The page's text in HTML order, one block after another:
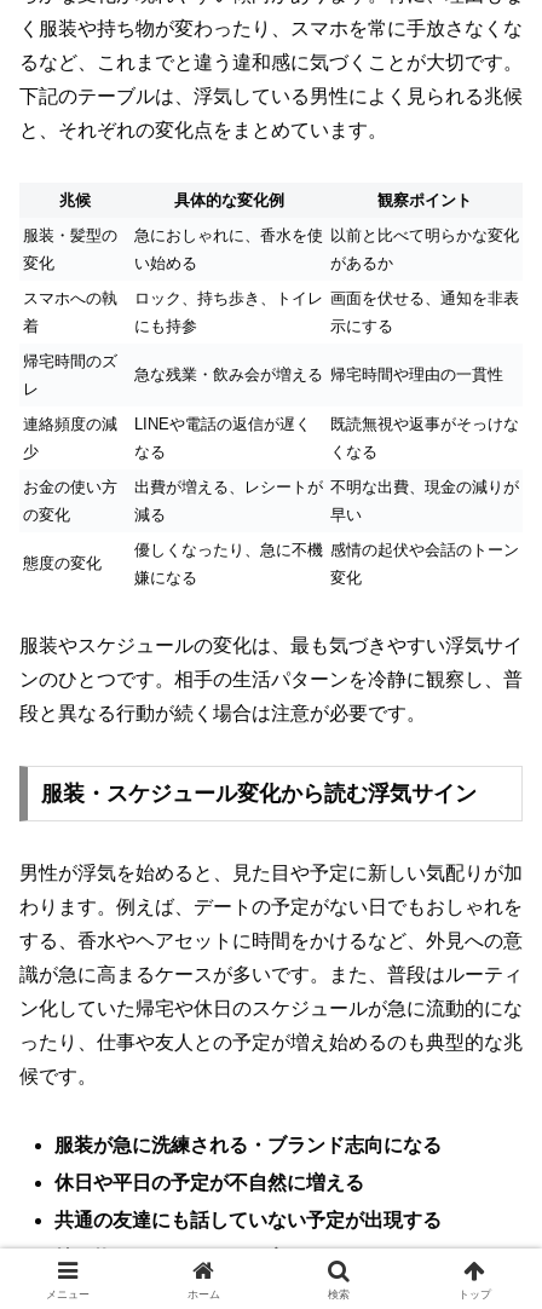
く服装や持ち物が変わったり、スマホを常に手放さなくな
るなど、これまでと違う違和感に気づくことが大切です。
下記のテーブルは、浮気している男性によく見られる兆候
と、それぞれの変化点をまとめています。
兆候 具体的な変化例
観察ポイント
服装・髪型の
変化
急におしゃれに、香水を使
い始める
以前と比べて明らかな変化
があるか
スマホへの執
着
ロック、持ち歩き、トイレ
にも持参
画面を伏せる、通知を非表
示にする
帰宅時間のズ
レ
急な残業・飲み会が増える 帰宅時間や理由の一貫性
連絡頻度の減
少
LINEや電話の返信が遅く
なる
既読無視や返事がそっけな
くなる
お金の使い方
の変化
出費が増える、レシートが
減る
不明な出費、現金の減りが
早い
態度の変化
優しくなったり、急に不機
嫌になる
感情の起伏や会話のトーン
変化
服装やスケジュールの変化は、最も気づきやすい浮気サイ
ンのひとつです。相手の生活パターンを冷静に観察し、普
段と異なる行動が続く場合は注意が必要です。
服装・スケジュール変化から読む浮気サイン
男性が浮気を始めると、見た目や予定に新しい気配りが加
わります。例えば、デートの予定がない日でもおしゃれを
する、香水やヘアセットに時間をかけるなど、外見への意
識が急に高まるケースが多いです。また、普段はルーティ
ン化していた帰宅や休日のスケジュールが急に流動的にな
ったり、仕事や友人との予定が増え始めるのも典型的な兆
候です。
服装が急に洗練される・ブランド志向になる
休日や平日の予定が不自然に増える
共通の友達にも話していない予定が出現する
持ち物やアクセサリーが変わる
メニュー ホーム 検索 トップ